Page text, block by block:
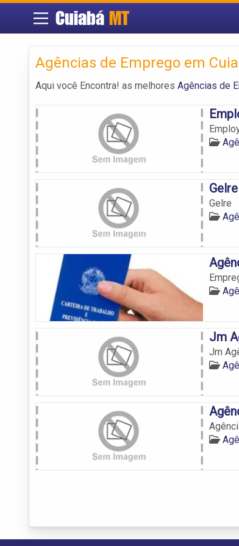
Cuiabá MT
Agências de Emprego em
Aqui você Encontra! as melhores Agências de
Gelre
Gelre
Jm
Jm